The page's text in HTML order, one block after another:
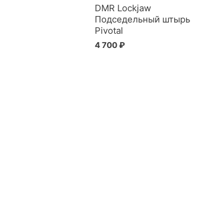
DMR Lockjaw
Подседельный штырь
Pivotal
4 700₽